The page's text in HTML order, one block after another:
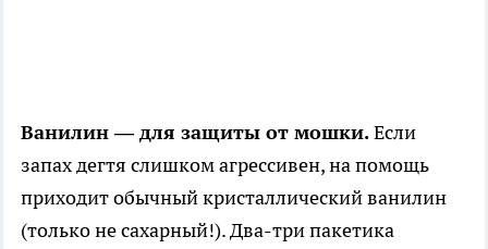
Ванилин — для защиты от мошки.Если
запах дегтя слишком агрессивен, на помощь
приходит обычный кристаллический ванилин
(только не сахарный!). Два-три пакетика